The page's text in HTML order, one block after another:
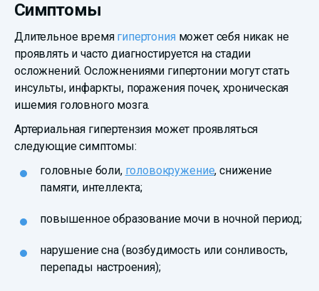
Симптомы
Длительное время гипертония может себя никак не
проявлять и часто диагностируется на стадии
осложнений. Осложнениями гипертонии могут стать
инсульты, инфаркты, поражения почек, хроническая
ишемия головного мозга.
Артериальная гипертензия может проявляться
следующие симптомы:
головные боли, головокружение, снижение
памяти, интеллекта;
повышенное образование мочи в ночной период;
нарушение сна (возбудимость или сонливость,
перепады настроения);